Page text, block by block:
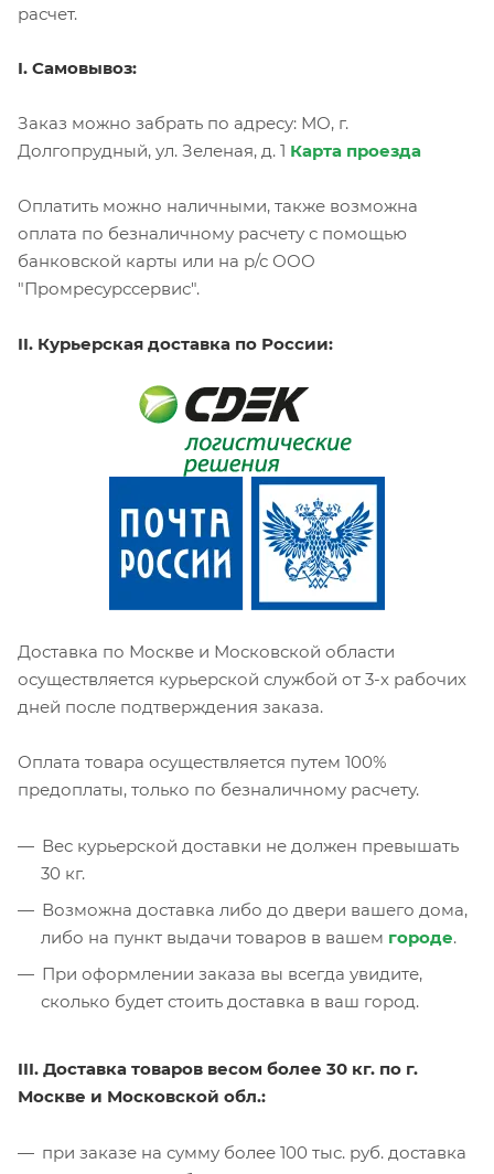
расчет.
I. Самовывоз:
Заказ можно забрать по адресу: МО, г.
Долгопрудный, ул. Зеленая, д. 1 Карта проезда
Оплатить можно наличными, также возможна
оплата по безналичному расчету с помощью
банковской карты или на р/с ООО
"Промресурссервис".
II. Курьерская доставка по России:
Доставка по Москве и Московской области
осуществляется курьерской службой от 3-х рабочих
дней после подтверждения заказа.
Оплата товара осуществляется путем 100%
предоплаты, только по безналичному расчету.
Вес курьерской доставки не должен превышать
30 кг.
Возможна доставка либо до двери вашего дома,
либо на пункт выдачи товаров в вашем городе.
При оформлении заказа вы всегда увидите,
сколько будет стоить доставка в ваш город.
III. Доставка товаров весом более 30 кг. по г.
Москве и Московской обл.:
при заказе на сумму более 100 тыс. руб. доставка